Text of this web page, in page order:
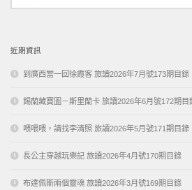
近期資訊
到廣西當一回徐霞客 旅讀2026年7月號173期目錄
錫蘭藏寶圖－斯里蘭卡 旅讀2026年6月號172期目
喂喂喂，請找李清照 旅讀2026年5月號171期目錄
長公主穿越玩樂記 旅讀2026年4月號170期目錄
布達佩斯兩個靈魂 旅讀2026年3月號169期目錄